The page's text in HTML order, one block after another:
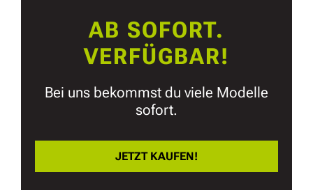
AB SOFORT.
VERFÜGBAR!
Bei uns bekommst du viele Modelle
sofort.
JETZT KAUFEN!